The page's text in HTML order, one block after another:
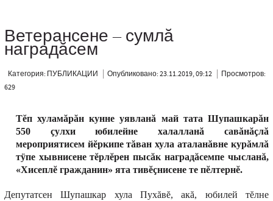
Ветерансене – сумлă
наградăсем
Категория: ПУБЛИКАЦИИ Опубликовано: 23.11.2019, 09:12
Просмотров:
629
Тĕп хуламăрăн кунне уявланă май тата Шупашкарăн
550 çулхи юбилейне халалланă савăнăçлă
мероприятисем йĕркипе тăван хула аталанăвне курăмлă
тÿпе хывнисене тĕрлĕрен пысăк наградăсемпе чысланă,
«Хисеплĕ гражданин» ята тивĕçнисене те пĕлтернĕ.
Депутатсен Шупашкар хула Пухăвĕ, акă, юбилей тĕлне